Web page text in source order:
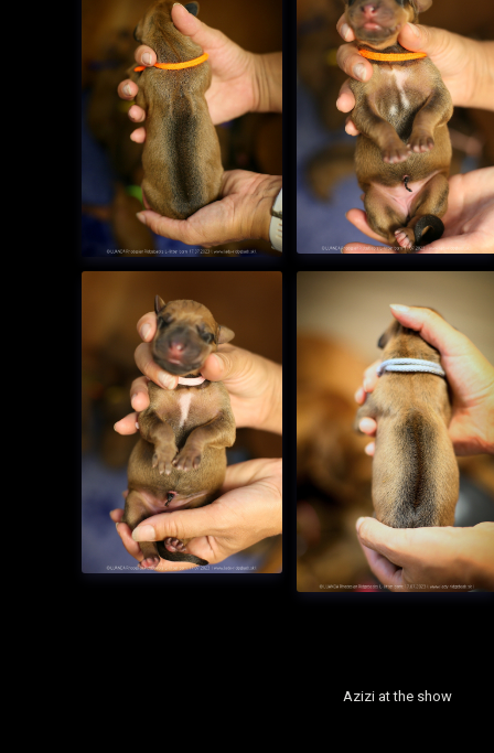
Azizi at the show